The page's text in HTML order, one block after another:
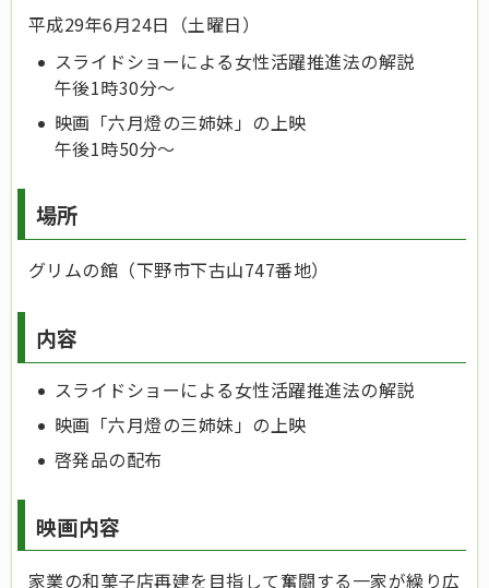
平成29年6月24日（土曜日）
スライドショーによる女性活躍推進法の解説
午後1時30分～
映画「六月燈の三姉妹」の上映
午後1時50分～
場所
グリムの館（下野市下古山747番地）
内容
スライドショーによる女性活躍推進法の解説
映画「六月燈の三姉妹」の上映
啓発品の配布
映画内容
家業の和菓子店再建を目指して奮闘する一家が繰り広